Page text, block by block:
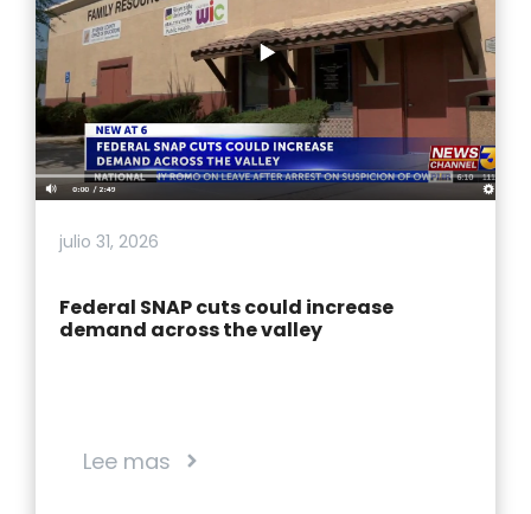
julio 31, 2026
Federal SNAP cuts could increase
demand across the valley
Lee mas